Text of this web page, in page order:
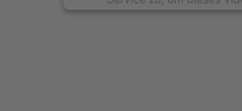
anzusehen.